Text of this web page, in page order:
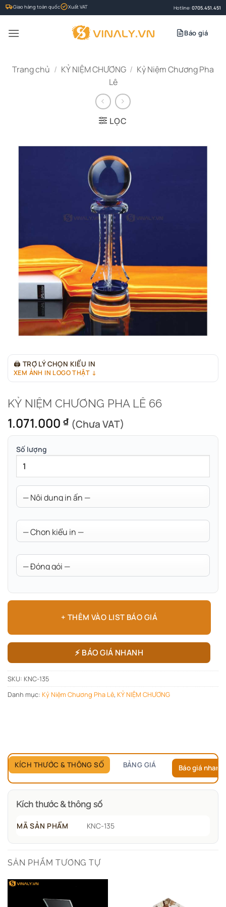
Bỏ
qua
nội
Giao hàng toàn quốc Xuất VAT Hotline: 0705.451.451
Báo giá
Trang chủ / KỶ NIỆM CHƯƠNG / Kỷ Niệm Chương Pha
Lê
LỌC
🖨 TRỢ LÝ CHỌN KIỂU IN
XEM ẢNH IN LOGO THẬT ↓
KỶ NIỆM CHƯƠNG PHA LÊ 66
1.071.000 ₫ (Chưa VAT)
Số lượng
+ THÊM VÀO LIST BÁO GIÁ
⚡ BÁO GIÁ NHANH
SKU: KNC-135
Danh mục: Kỷ Niệm Chương Pha Lê, KỶ NIỆM CHƯƠNG
KÍCH THƯỚC & THÔNG SỐ BẢNG GIÁ Báo giá
Kích thước & thông số
MÃ SẢN PHẨM KNC-135
SẢN PHẨM TƯƠNG TỰ